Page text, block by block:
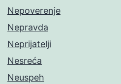
Nepoverenje
Nepravda
Neprijatelji
Nesreća
Neuspeh